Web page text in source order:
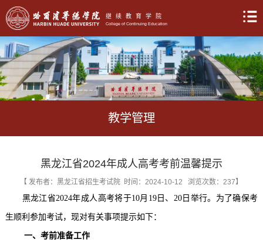
继续教育学院
College of Continuing Education
教学管理
黑龙江省2024年成人高考考前温馨提示
【 发布者：黑龙江省招生考试院 时间：2024-10-12 浏览次数：237】
黑龙江省2024年成人高考将于10月19日、20日举行。为了确保考
生顺利参加考试，现对有关事项提示如下：
一、考前准备工作